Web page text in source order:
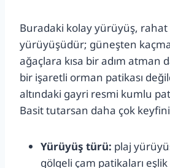
Buradaki kolay yürüyüş, rahat
yürüyüşüdür; güneşten
ağaçlara kısa bir adım atman
bir işaretli orman patikası
altındaki gayri resmi kumlu
Basit tutarsan daha çok keyfini
Yürüyüş türü: plaj
gölgeli çam patikaları eşlik